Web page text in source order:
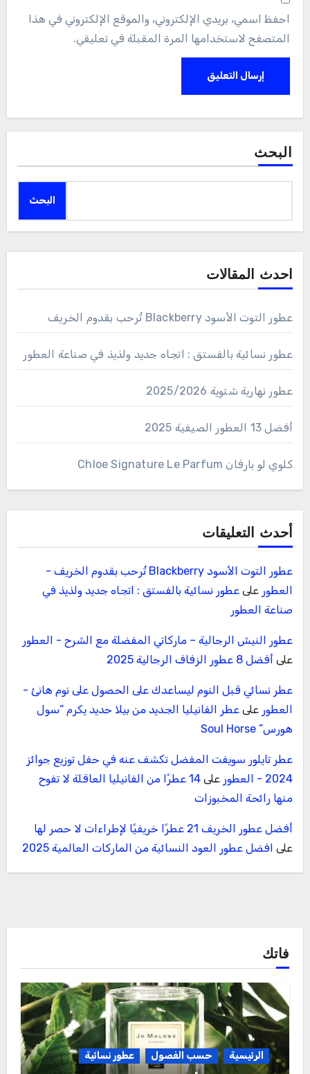
احفظ اسمي، بريدي الإلكتروني، والموقع الإلكتروني في هذا
المتصفح لاستخدامها المرة المقبلة في تعليقي.
البحث
البحث
احدث المقالات
عطور التوت الأسود Blackberry تُرحب بقدوم الخريف
عطور نسائية بالفستق : اتجاه جديد ولذيذ في صناعة العطور
عطور نهارية شتوية 2025/2026
أفضل 13 العطور الصيفية 2025
كلوي لو بارفان Chloe Signature Le Parfum
أحدث التعليقات
عطور التوت الأسود Blackberry تُرحب بقدوم الخريف -
العطور على عطور نسائية بالفستق : اتجاه جديد ولذيذ في
صناعة العطور
عطور النيش الرجالية – ماركاتي المفضلة مع الشرح - العطور
على أفضل 8 عطور الزفاف الرجالية 2025
عطر نسائي قبل النوم ليساعدك على الحصول على نوم هانئ -
العطور على عطر الفانيليا الجديد من بيلا حديد يكرم “سول
هورس” Soul Horse
عطر تايلور سويفت المفضل تكشف عنه في حفل توزيع جوائز
2024 - العطور
على
14 عطرًا من الفانيليا العاقلة لا تفوح
منها رائحة المخبوزات
أفضل عطور الخريف 21 عطرًا خريفيًا لإطراءات لا حصر لها
على افضل عطور العود النسائية من الماركات العالمية 2025
فاتك
الرئيسية حسب الفصول عطور نسائية